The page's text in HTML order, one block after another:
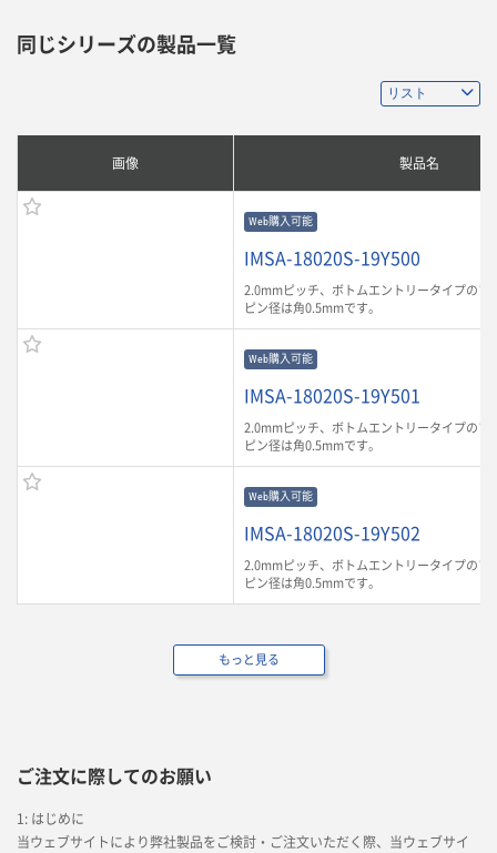
同じシリーズの製品一覧
画像 製品名
Web購入可能
IMSA-18020S-19Y500
2.0mmピッチ、ボトムエントリータイプのソ
ピン径は角0.5mmです。
Web購入可能
IMSA-18020S-19Y501
2.0mmピッチ、ボトムエントリータイプのソ
ピン径は角0.5mmです。
Web購入可能
IMSA-18020S-19Y502
2.0mmピッチ、ボトムエントリータイプのソ
ピン径は角0.5mmです。
もっと見る
ご注文に際してのお願い
1: はじめに
当ウェブサイトにより弊社製品をご検討・ご注文いただく際、当ウェブサイ